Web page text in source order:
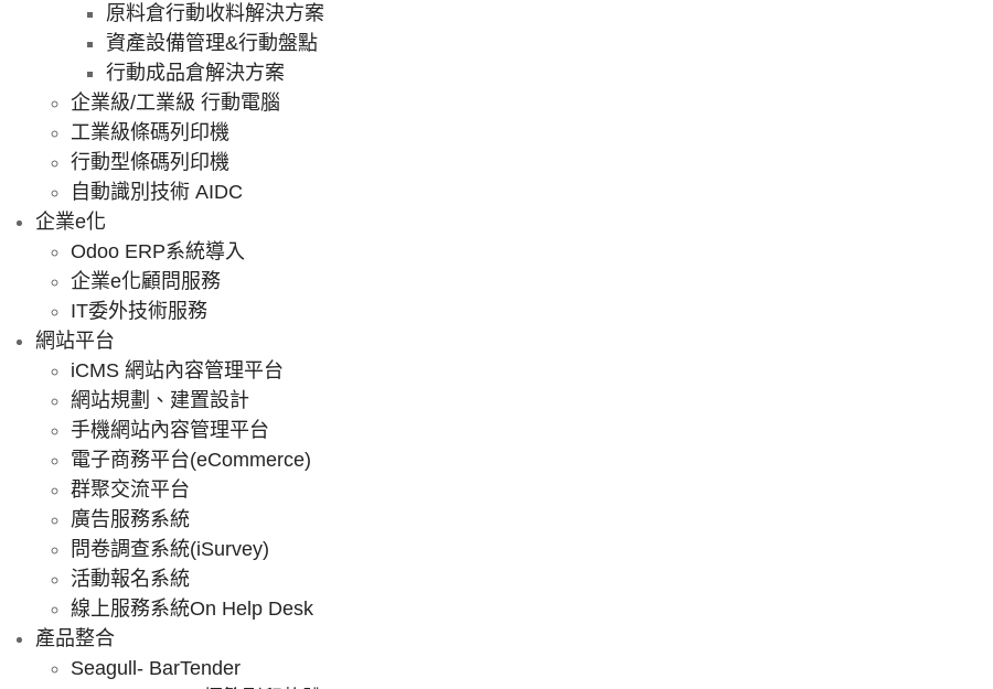
原料倉行動收料解決方案
資產設備管理&行動盤點
行動成品倉解決方案
企業級/工業級 行動電腦
工業級條碼列印機
行動型條碼列印機
自動識別技術 AIDC
企業e化
Odoo ERP系統導入
企業e化顧問服務
IT委外技術服務
網站平台
iCMS 網站內容管理平台
網站規劃、建置設計
手機網站內容管理平台
電子商務平台(eCommerce)
群聚交流平台
廣告服務系統
問卷調查系統(iSurvey)
活動報名系統
線上服務系統On Help Desk
產品整合
Seagull- BarTender